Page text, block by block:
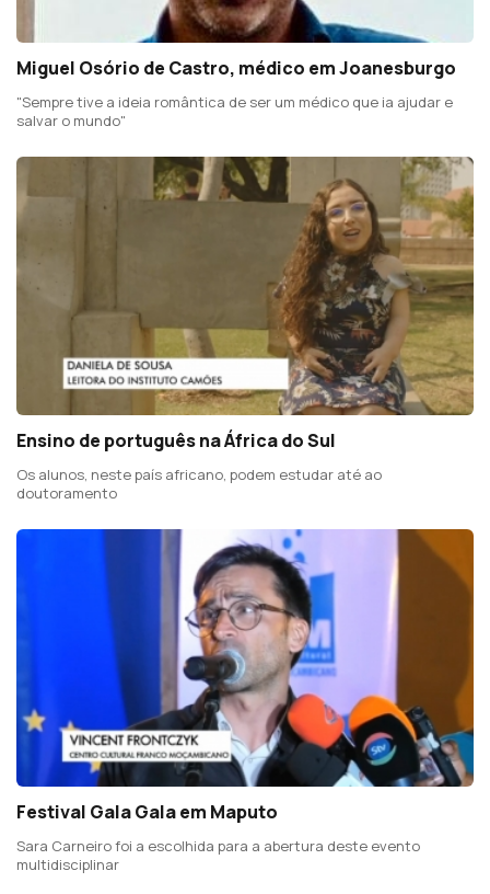
Miguel Osório de Castro, médico em Joanesburgo
"Sempre tive a ideia romântica de ser um médico que ia ajudar e
salvar o mundo"
Ensino de português na África do Sul
Os alunos, neste país africano, podem estudar até ao
doutoramento
Festival Gala Gala em Maputo
Sara Carneiro foi a escolhida para a abertura deste evento
multidisciplinar